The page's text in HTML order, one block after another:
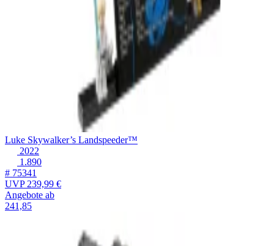
Luke Skywalker’s Landspeeder™
2022
1.890
# 75341
UVP239,99 €
Angebote ab
241,85